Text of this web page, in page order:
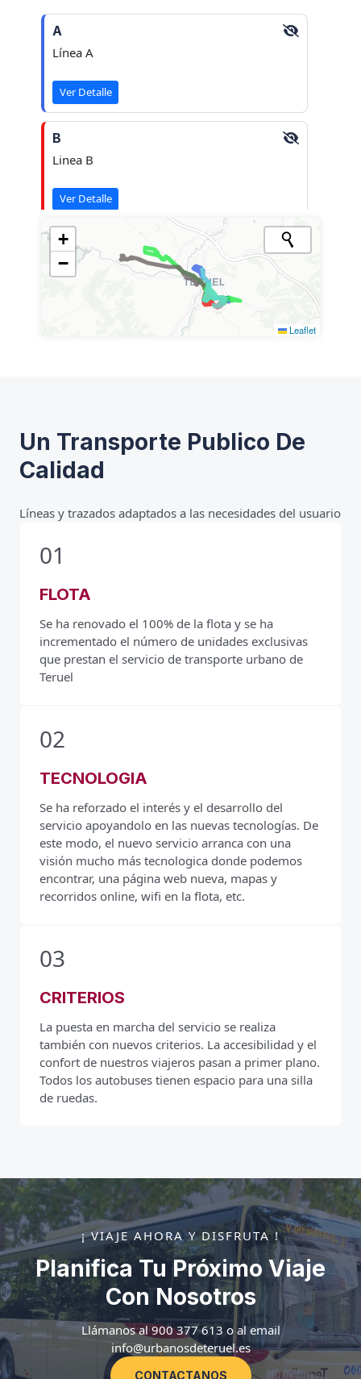
A
Línea A
Ver Detalle
B
Linea B
Ver Detalle
P
Línea P
P RF
Línea P - Refuerzo Escolar
Ver Detalle
+
−
Leaflet
Un Transporte Publico De
Calidad
Líneas y trazados adaptados a las necesidades del usuario
01
FLOTA
Se ha renovado el 100% de la flota y se ha
incrementado el número de unidades exclusivas
que prestan el servicio de transporte urbano de
Teruel
02
TECNOLOGIA
Se ha reforzado el interés y el desarrollo del
servicio apoyandolo en las nuevas tecnologías. De
este modo, el nuevo servicio arranca con una
visión mucho más tecnologica donde podemos
encontrar, una página web nueva, mapas y
recorridos online, wifi en la flota, etc.
03
CRITERIOS
La puesta en marcha del servicio se realiza
también con nuevos criterios. La accesibilidad y el
confort de nuestros viajeros pasan a primer plano.
Todos los autobuses tienen espacio para una silla
de ruedas.
¡ VIAJE AHORA Y DISFRUTA !
Planifica Tu Próximo Viaje
Con Nosotros
Llámanos al 900 377 613 o al email
info@urbanosdeteruel.es
CONTACTANOS